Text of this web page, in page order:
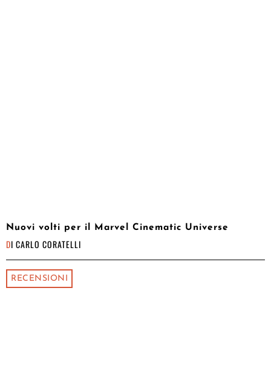
Nuovi volti per il Marvel Cinematic Universe
DI CARLO CORATELLI
RECENSIONI